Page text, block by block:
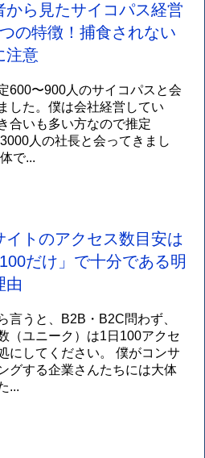
から見たサイコパス経営
の特徴！捕食されない
注意
600〜900人のサイコパスと会
した。僕は会社経営してい
合いも多い方なので推定
人の社長と会ってきまし
で...
イトのアクセス数目安は
100だけ」で十分である明
由
言うと、B2B・B2C問わず、
（ユニーク）は1日100アクセ
にしてください。 僕がコンサ
グする企業さんたちには大体
...